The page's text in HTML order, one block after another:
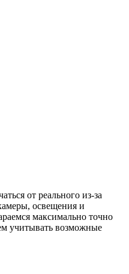
от реального из-за
освещения и
максимально точно
учитывать возможные